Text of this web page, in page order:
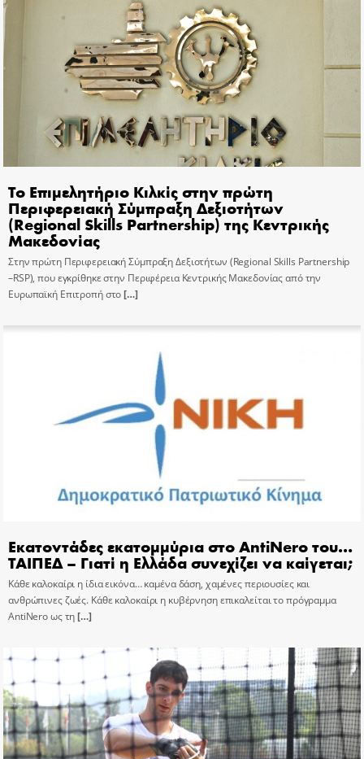
Το Επιμελητήριο Κιλκίς στην πρώτη
Περιφερειακή Σύμπραξη Δεξιοτήτων
(Regional Skills Partnership) της Κεντρικής
Μακεδονίας
Στην πρώτη Περιφερειακή Σύμπραξη Δεξιοτήτων (Regional Skills Partnership
–RSP), που εγκρίθηκε στην Περιφέρεια Κεντρικής Μακεδονίας από την
Ευρωπαϊκή Επιτροπή στο[…]
Εκατοντάδες εκατομμύρια στο AntiNero του…
ΤΑΙΠΕΔ – Γιατί η Ελλάδα συνεχίζει να καίγεται;
Κάθε καλοκαίρι η ίδια εικόνα… καμένα δάση, χαμένες περιουσίες και
ανθρώπινες ζωές. Κάθε καλοκαίρι η κυβέρνηση επικαλείται το πρόγραμμα
AntiNero ως τη[…]